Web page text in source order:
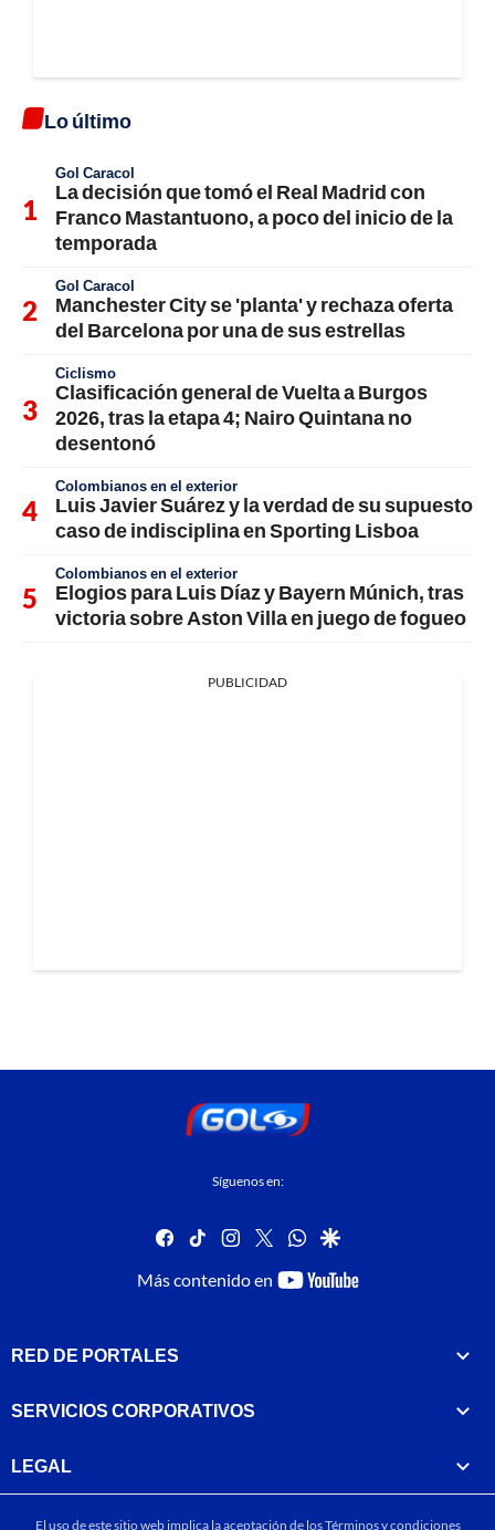
Lo último
Gol Caracol
La decisión que tomó el Real Madrid con
Franco Mastantuono, a poco del inicio de la
temporada
Gol Caracol
Manchester City se 'planta' y rechaza oferta
del Barcelona por una de sus estrellas
Ciclismo
Clasificación general de Vuelta a Burgos
2026, tras la etapa 4; Nairo Quintana no
desentonó
Colombianos en el exterior
Luis Javier Suárez y la verdad de su supuesto
caso de indisciplina en Sporting Lisboa
Colombianos en el exterior
Elogios para Luis Díaz y Bayern Múnich, tras
victoria sobre Aston Villa en juego de fogueo
PUBLICIDAD
Síguenos en:
facebook
tiktok instagram
twitterwhatsapp
google
Más contenido en
youtube-
RED DE PORTALES
SERVICIOS CORPORATIVOS
LEGAL
El uso de este sitio web implica la aceptación de losTérminos y condiciones